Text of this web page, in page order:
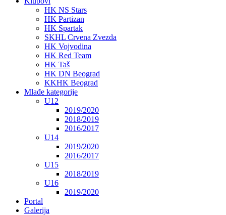
HK NS Stars
HK Partizan
HK Spartak
SKHL Crvena Zvezda
HK Vojvodina
HK Red Team
HK Taš
HK DN Beograd
KKHK Beograd
Mlađe kategorije
U12
2019/2020
2018/2019
2016/2017
U14
2019/2020
2016/2017
U15
2018/2019
U16
2019/2020
Portal
Galerija